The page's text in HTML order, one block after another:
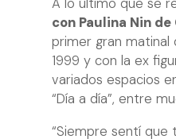
A lo último que se
con Paulina Nin de
primer gran matinal
1999 y con la ex
variados espacios
“Día a día”, entre
“Siempre sentí que